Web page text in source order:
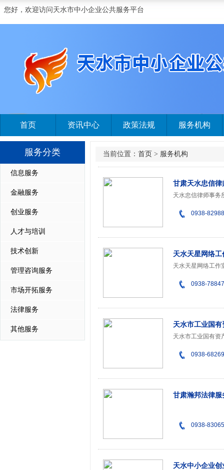
您好，欢迎访问天水市中小企业公共服务平台
首页 资讯中心 政策法规 服务机构
服务分类
信息服务
金融服务
创业服务
人才与培训
技术创新
管理咨询服务
市场开拓服务
法律服务
其他服务
当前位置： 首页 > 服务机构
甘肃天水忠信律
0938-
天水天星网络工
0938-
天水市工业国
0938-
甘肃瀚邦法律服
0938-
天水中小企业